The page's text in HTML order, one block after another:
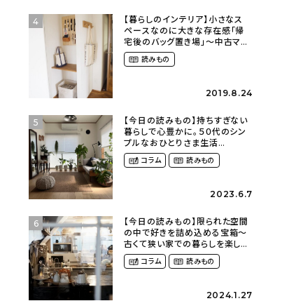
4
【暮らしのインテリア】小さなス
ペースなのに大きな存在感「帰
宅後のバッグ置き場」～中古マン
ションリノベーションで叶えたコ
ダワリの暮らし（cocoyuko___
読みもの
2019.8.24
5
【今日の読みもの】持ちすぎない
暮らしで心豊かに。５０代のシン
プルなおひとりさま生活
（ohitorisama_kurasiさん）
コラム 読みもの
2023.6.7
6
【今日の読みもの】限られた空間
の中で好きを詰め込める宝箱〜
古くて狭い家での暮らしを楽しむ
（2nyan_and_lifestylesさん）
コラム 読みもの
2024.1.27